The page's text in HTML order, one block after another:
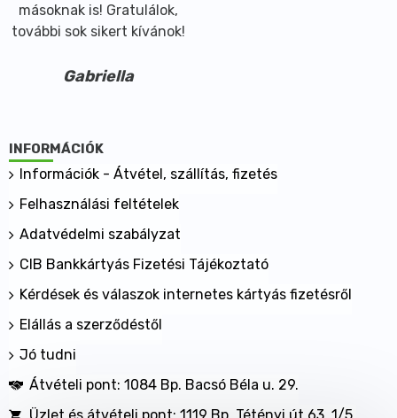
másoknak is! Gratulálok,
további sok sikert kívánok!
Gabriella
INFORMÁCIÓK
Információk - Átvétel, szállítás, fizetés
Felhasználási feltételek
Adatvédelmi szabályzat
CIB Bankkártyás Fizetési Tájékoztató
Kérdések és válaszok internetes kártyás fizetésről
Elállás a szerződéstől
Jó tudni
Átvételi pont: 1084 Bp. Bacsó Béla u. 29.